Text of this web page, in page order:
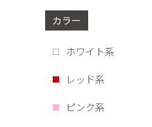
カラー
ホワイト系
レッド系
ピンク系